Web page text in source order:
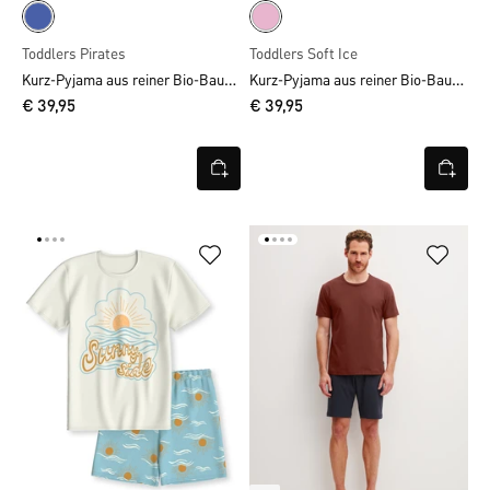
Toddlers Pirates
Kurz-Pyjama aus reiner Bio-Baumwolle
€ 39,95
Toddlers Soft Ice
Kurz-Pyjama aus reiner Bio-Baumwolle
€ 39,95